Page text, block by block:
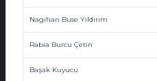
Nagihan Buse Yıldırım
Rabia Burcu Çetin
Başak Kuyucu